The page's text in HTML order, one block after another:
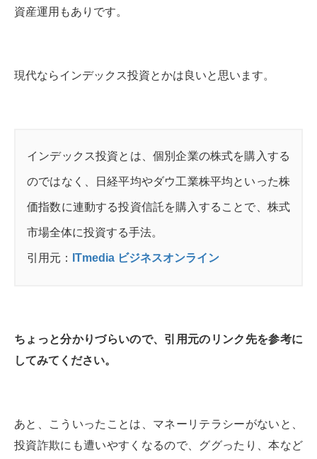
資産運用もありです。
現代ならインデックス投資とかは良いと思います。
インデックス投資とは、個別企業の株式を購入する
のではなく、日経平均やダウ工業株平均といった株
価指数に連動する投資信託を購入することで、株式
市場全体に投資する手法。
引用元： ITmedia ビジネスオンライン
ちょっと分かりづらいので、引用元のリンク先を参考に
してみてください。
あと、こういったことは、マネーリテラシーがないと、
投資詐欺にも遭いやすくなるので、ググったり、本など